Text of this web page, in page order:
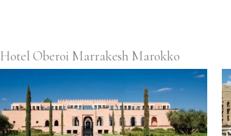
Hotel Oberoi Marrakesh Marokko